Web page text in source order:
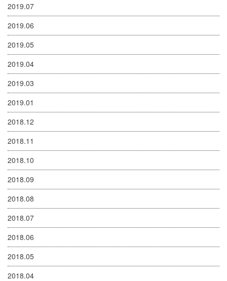
2019.07
2019.06
2019.05
2019.04
2019.03
2019.01
2018.12
2018.11
2018.10
2018.09
2018.08
2018.07
2018.06
2018.05
2018.04